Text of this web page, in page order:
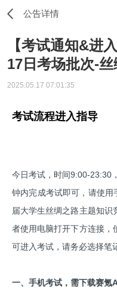
公告详情
【考试通知&进
17日考场批次-
2025.05.17 07:01:35
考试流程进入指导
今日考试，时间9:00-23:30
钟内完成考试即可，请使
届大学生丝绸之路主题知
者使用电脑打开下方连接，
可进入考试，请务必选择笔
一、手机考试，需下载赛氪